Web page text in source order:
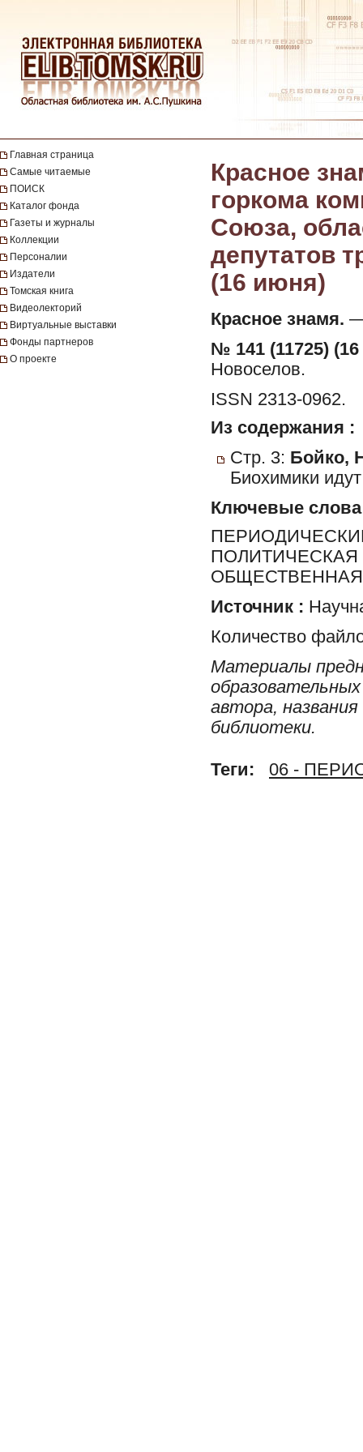
Главная страница
Самые читаемые
ПОИСК
Каталог фонда
Газеты и журналы
Коллекции
Персоналии
Издатели
Томская книга
Видеолекторий
Виртуальные выставки
Фонды партнеров
О проекте
Красное
горкома
Союза,
депутатов
(16 июня)
Красное знамя. —
№ 141 (11725)
Новоселов.
ISSN 2313-0962.
Из содержания :
Стр. 3: Бойко,
Биохимики
Ключевые слова
Источник :
Количество
Материалы
автора,
библиотеки.
Теги: 06 -